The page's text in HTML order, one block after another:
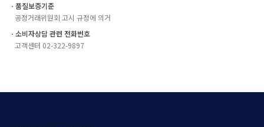
ㆍ품질보증기준
공정거래위원회 고시 규정에 의거
ㆍ소비자상담 관련 전화번호
고객센터 02-322-9897